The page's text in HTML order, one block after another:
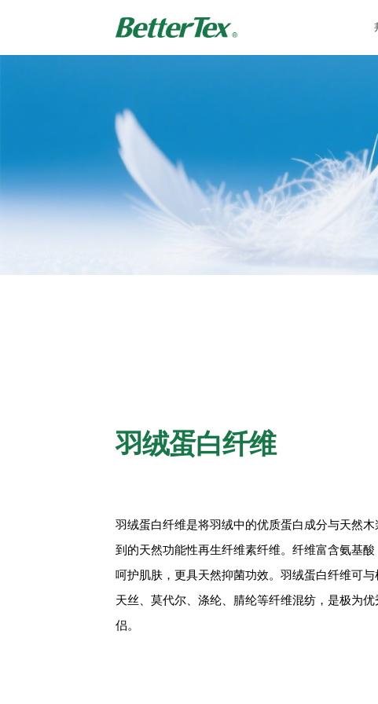
羽绒蛋白纤维
羽绒蛋白纤维是将羽绒中的优质蛋白成分与天然
到的天然功能性再生纤维素纤维。纤维富含氨基酸
呵护肌肤，更具天然抑菌功效。羽绒蛋白纤维可与
天丝、莫代尔、涤纶、腈纶等纤维混纺，是极为
侣。